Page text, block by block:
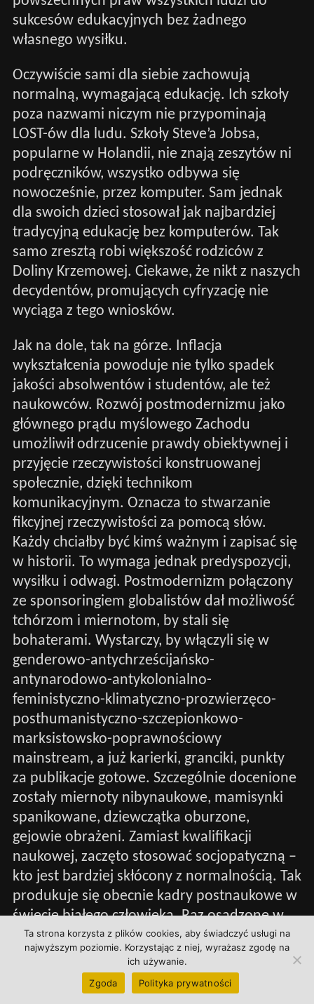
sukcesów edukacyjnych bez żadnego
własnego wysiłku.
Oczywiście sami dla siebie zachowują
normalną, wymagającą edukację. Ich szkoły
poza nazwami niczym nie przypominają
LOST-ów dla ludu. Szkoły Steve’a Jobsa,
popularne w Holandii, nie znają zeszytów ni
podręczników, wszystko odbywa się
nowocześnie, przez komputer. Sam jednak
dla swoich dzieci stosował jak najbardziej
tradycyjną edukację bez komputerów. Tak
samo zresztą robi większość rodziców z
Doliny Krzemowej. Ciekawe, że nikt z naszych
decydentów, promujących cyfryzację nie
wyciąga z tego wniosków.
Jak na dole, tak na górze. Inflacja
wykształcenia powoduje nie tylko spadek
jakości absolwentów i studentów, ale też
naukowców. Rozwój postmodernizmu jako
głównego prądu myślowego Zachodu
umożliwił odrzucenie prawdy obiektywnej i
przyjęcie rzeczywistości konstruowanej
społecznie, dzięki technikom
komunikacyjnym. Oznacza to stwarzanie
fikcyjnej rzeczywistości za pomocą słów.
Każdy chciałby być kimś ważnym i zapisać się
w historii. To wymaga jednak predyspozycji,
wysiłku i odwagi. Postmodernizm połączony
ze sponsoringiem globalistów dał możliwość
tchórzom i miernotom, by stali się
bohaterami. Wystarczy, by włączyli się w
genderowo-antychrześcijańsko-
antynarodowo-antykolonialno-
feministyczno-klimatyczno-prozwierzęco-
posthumanistyczno-szczepionkowo-
marksistowsko-poprawnościowy
mainstream, a już karierki, granciki, punkty
za publikacje gotowe. Szczególnie docenione
zostały miernoty nibynaukowe, mamisynki
spanikowane, dziewczątka oburzone,
gejowie obrażeni. Zamiast kwalifikacji
naukowej, zaczęto stosować socjopatyczną –
kto jest bardziej skłócony z normalnością. Tak
produkuje się obecnie kadry postnaukowe w
świecie białego człowieka. Raz osadzone w
systemie miernoty nie mogą dopuścić, by się
wydało, jak bardzo król jest nagi. Zwalczają
więc lepszych od siebie, promując
podobnych sobie i gorszych. Szczególnie w
Ta strona korzysta z plików cookies, aby świadczyć usługi na
najwyższym poziomie. Korzystając z niej, wyrażasz zgodę na
ich używanie.
Zgoda
Polityka prywatności